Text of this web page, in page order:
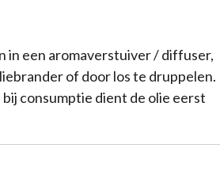
in een aromaverstuiver / diffuser,
of door los te druppelen.
consumptie dient de olie eerst